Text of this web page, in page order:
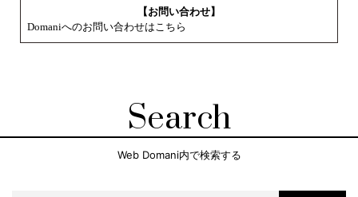
【お問い合わせ】
Domaniへのお問い合わせはこちら
Search
Web Domani内で検索する